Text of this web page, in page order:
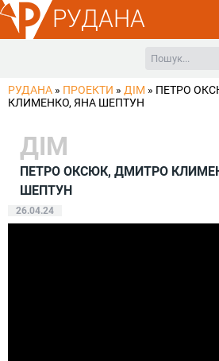
РУДАНА
РУДАНА » ПРОЕКТИ » ДІМ » ПЕТРО
КЛИМЕНКО, ЯНА ШЕПТУН
ДІМ
ПЕТРО ОКСЮК, ДМИТРО
ШЕПТУН
26.04.24